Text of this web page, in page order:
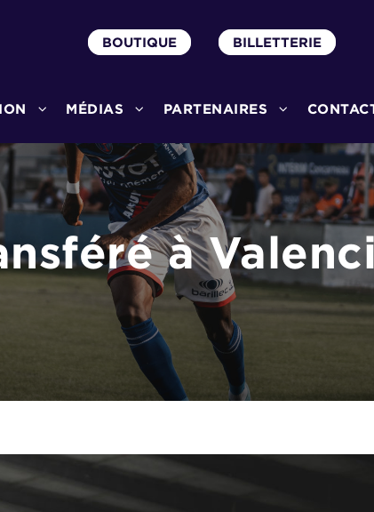
BOUTIQUE BILLETTERIE
MÉDIAS PARTENAIRES
à